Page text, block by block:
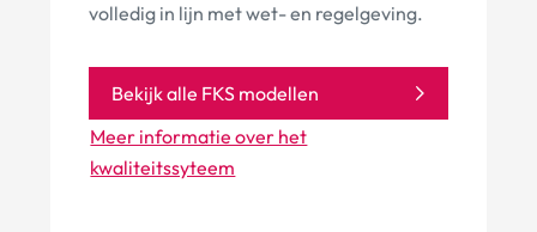
volledig in lijn met wet- en regelgeving.
Bekijk alle FKS modellen
Meer informatie over het
kwaliteitssyteem